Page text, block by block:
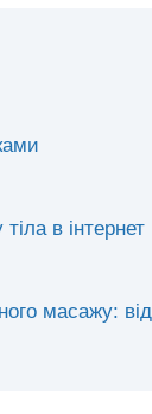
в інтернет
масажу: